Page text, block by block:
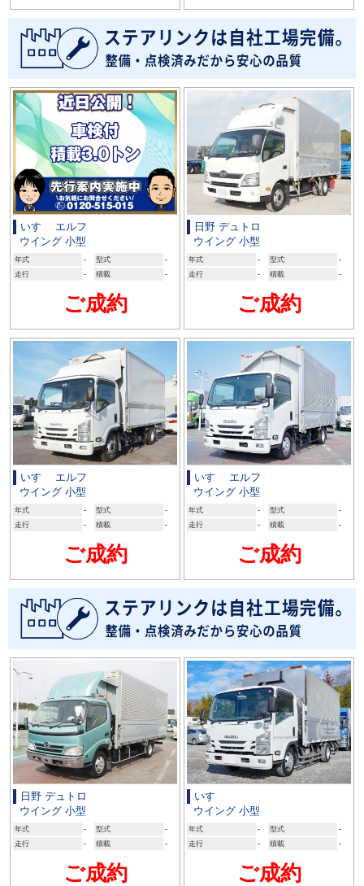
いすゞ エルフ
ウイング 小型
年式 - 型式
-
走行
- 積載 -
ご成約
日野 デュトロ
ウイング 小型
年式 - 型式
-
走行
- 積載 -
ご成約
いすゞ エルフ
ウイング 小型
年式 - 型式
-
走行
- 積載 -
ご成約
いすゞ エルフ
ウイング 小型
年式 - 型式
-
走行
- 積載 -
ご成約
日野 デュトロ
ウイング 小型
年式 - 型式
-
走行
- 積載 -
ご成約
いすゞ
ウイング 小型
年式 - 型式
-
走行
- 積載 -
ご成約